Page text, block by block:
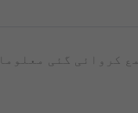
کروائی گئی